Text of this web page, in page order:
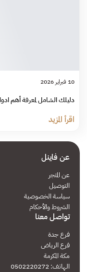
10 فبراير 2026
دليلك الشامل لمعرفة أهم
اقرأ المزيد
عن فاينل
عن المتجر
التوصيل
سياسة الخصوصية
الشروط والأحكام
تواصل معنا
فرع جدة
فرع الرياض
مكة المكرمة
الهاتف: 0502220272